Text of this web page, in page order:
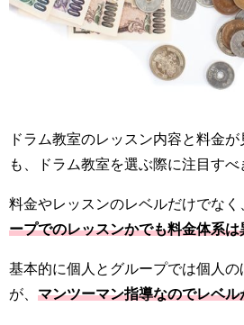
ドラム教室のレッスン内容と料金
も、ドラム教室を選ぶ際に注目すべ
料金やレッスンのレベルだけでなく
ープでのレッスンかでも料金体系
基本的に個人とグループでは個人
が、 マンツーマン指導なのでレベル